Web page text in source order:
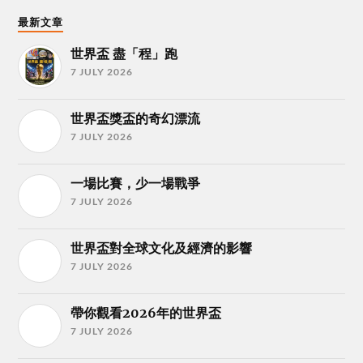
最新文章
世界盃 盡「程」跑
7 JULY 2026
世界盃獎盃的奇幻漂流
7 JULY 2026
一場比賽，少一場戰爭
7 JULY 2026
世界盃對全球文化及經濟的影響
7 JULY 2026
帶你觀看2026年的世界盃
7 JULY 2026